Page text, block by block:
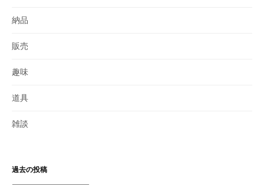
納品
販売
趣味
道具
雑談
過去の投稿